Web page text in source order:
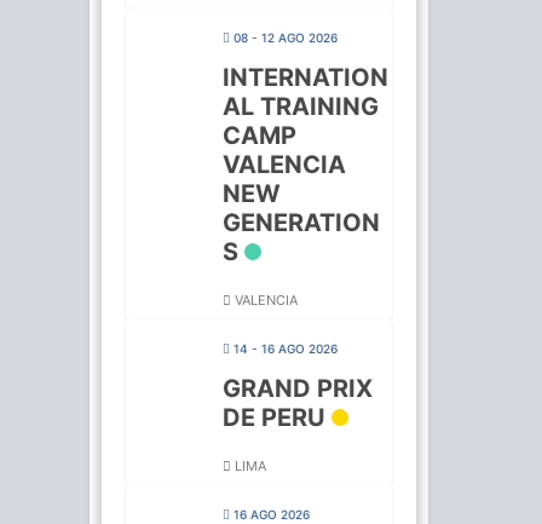
08 - 12 AGO 2026
INTERNATION
AL TRAINING
CAMP
VALENCIA
NEW
GENERATION
S
VALENCIA
14 - 16 AGO 2026
GRAND PRIX
DE PERU
LIMA
16 AGO 2026